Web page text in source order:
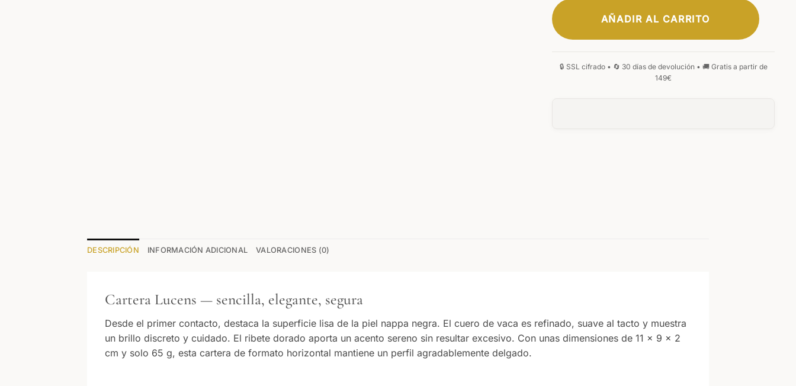
AÑADIR AL CARRITO
DESCRIPCIÓN INFORMACIÓN ADICIONAL VALORACIONES (0)
Cartera Lucens — sencilla, elegante, segura
Desde el primer contacto, destaca la superficie lisa de la piel nappa negra. El cuero de vaca es refinado, suave al tacto y muestra
un brillo discreto y cuidado. El ribete dorado aporta un acento sereno sin resultar excesivo. Con unas dimensiones de 11 × 9 × 2
cm y solo 65 g, esta cartera de formato horizontal mantiene un perfil agradablemente delgado.